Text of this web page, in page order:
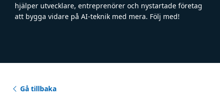
hjälper utvecklare, entreprenörer och nystartade företag
att bygga vidare på AI-teknik med mera. Följ med!
Gå tillbaka